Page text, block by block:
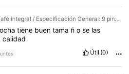
Color: Café integral / Especificación General: 9 pinceles de maquillaje
tiene buen tama ñ o se las
calidad
Útil (0)